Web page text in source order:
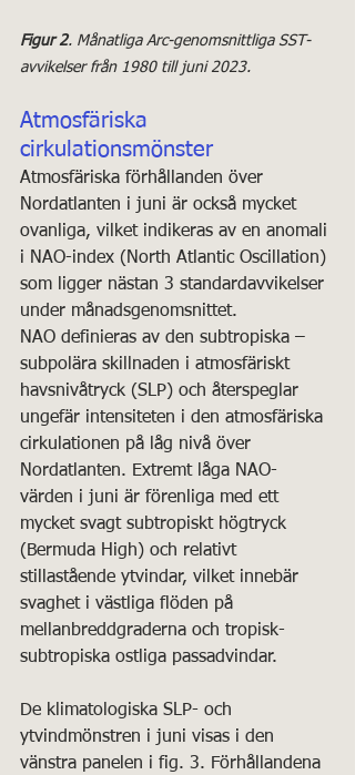
Figur 2. Månatliga Arc-genomsnittliga SST-
avvikelser från 1980 till juni 2023.
Atmosfäriska
cirkulationsmönster
Atmosfäriska förhållanden över
Nordatlanten i juni är också mycket
ovanliga, vilket indikeras av en anomali
i NAO-index (North Atlantic Oscillation)
som ligger nästan 3 standardavvikelser
under månadsgenomsnittet.
NAO definieras av den subtropiska –
subpolära skillnaden i atmosfäriskt
havsnivåtryck (SLP) och återspeglar
ungefär intensiteten i den atmosfäriska
cirkulationen på låg nivå över
Nordatlanten. Extremt låga NAO-
värden i juni är förenliga med ett
mycket svagt subtropiskt högtryck
(Bermuda High) och relativt
stillastående ytvindar, vilket innebär
svaghet i västliga flöden på
mellanbreddgraderna och tropisk-
subtropiska ostliga passadvindar.
De klimatologiska SLP- och
ytvindmönstren i juni visas i den
vänstra panelen i fig. 3. Förhållandena